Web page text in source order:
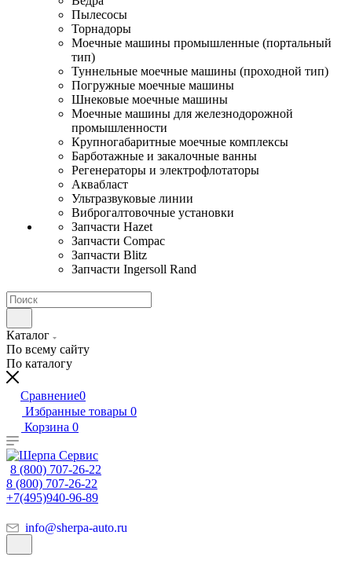
Пылесосы
Торнадоры
Моечные машины промышленные (портальный
тип)
Туннельные моечные машины (проходной тип)
Погружные моечные машины
Шнековые моечные машины
Моечные машины для железнодорожной
промышленности
Крупногабаритные моечные комплексы
Барботажные и закалочные ванны
Регенераторы и электрофлотаторы
Аквабласт
Ультразвуковые линии
Виброгалтовочные установки
Запчасти Hazet
Запчасти Compac
Запчасти Blitz
Запчасти Ingersoll Rand
Каталог
По всему сайту
По каталогу
Сравнение0
Избранные товары 0
Корзина 0
8 (800) 707-26-22
8 (800) 707-26-22
+7(495)940-96-89
info@sherpa-auto.ru